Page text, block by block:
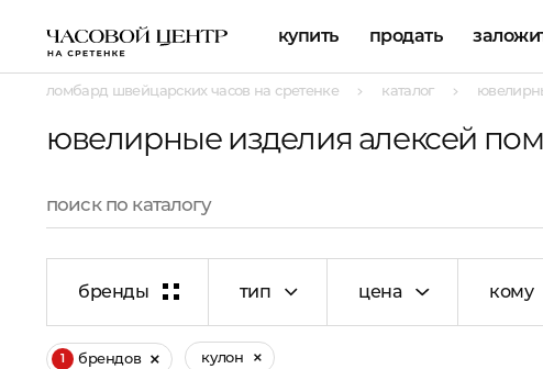
купить продать
ломбард швейцарских часов на сретенке каталог
ювелирные изделия алексей
бренды тип цена кому
1 брендов кулон